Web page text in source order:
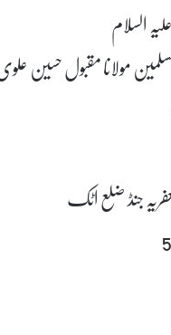
السلام
مولانا مقبول حسین
جنڈ ضلع اٹک